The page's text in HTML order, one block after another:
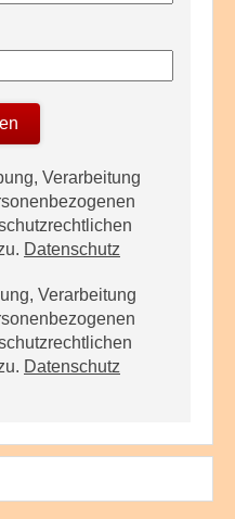
Verarbeitung
Datenschutz
Verarbeitung
Datenschutz